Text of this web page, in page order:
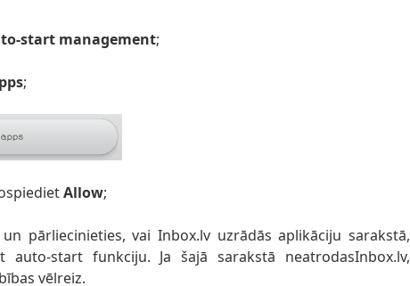
start management;
;
Allow;
pārliecinieties, vai Inbox.lv uzrādās aplikāciju sarakstā,
start funkciju. Ja šajā sarakstā neatrodasInbox.lv,
vēlreiz.